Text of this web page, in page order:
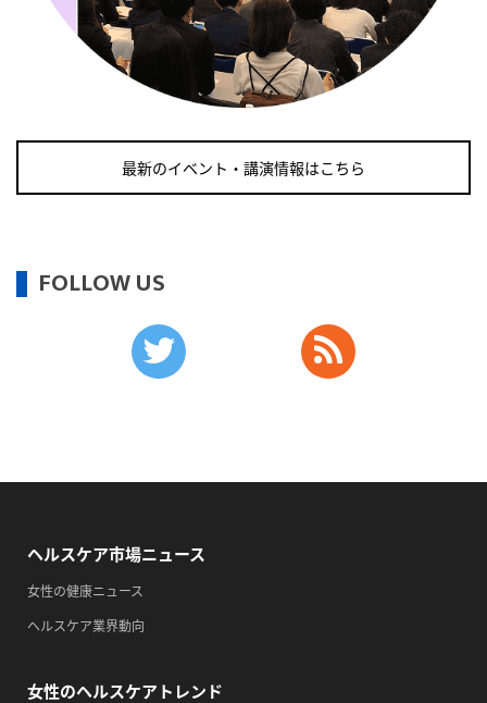
2026/09/12(土)
・がん征圧月間
・世界アルツハイマー月間
・職場の健康診断実施強化月間
2026/09/13(日)
・世界アルツハイマー月間
・健康増進普及月間
2026/09/14(月)
・がん征圧月間
最新のイベント・講演情報はこちら
FOLLOW US
ヘルスケア市場ニュース
女性の健康ニュース
ヘルスケア業界動向
女性のヘルスケアトレンド